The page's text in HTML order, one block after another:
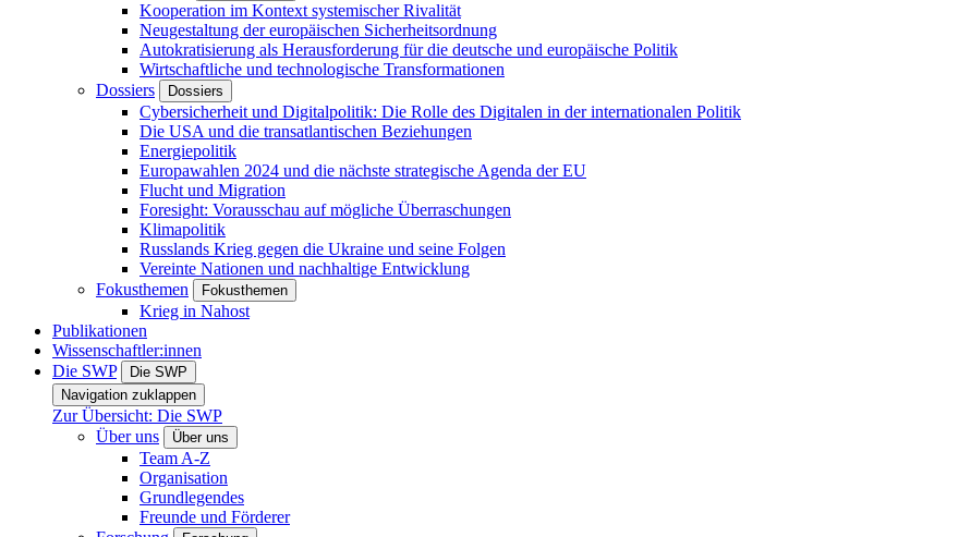
Kooperation im Kontext systemischer Rivalität
Neugestaltung der europäischen Sicherheitsordnung
Autokratisierung als Herausforderung für die deutsche und europäische Politik
Wirtschaftliche und technologische Transformationen
Dossiers
Dossiers
Cybersicherheit und Digitalpolitik: Die Rolle des Digitalen in der internationalen Politik
Die USA und die transatlantischen Beziehungen
Energiepolitik
Europawahlen 2024 und die nächste strategische Agenda der EU
Flucht und Migration
Foresight: Vorausschau auf mögliche Überraschungen
Klimapolitik
Russlands Krieg gegen die Ukraine und seine Folgen
Vereinte Nationen und nachhaltige Entwicklung
Fokusthemen
Fokusthemen
Krieg in Nahost
Publikationen
Wissenschaftler:innen
Die SWP
Die SWP
Navigation zuklappen
Zur Übersicht: Die SWP
Über uns
Über uns
Team A-Z
Organisation
Grundlegendes
Freunde und Förderer